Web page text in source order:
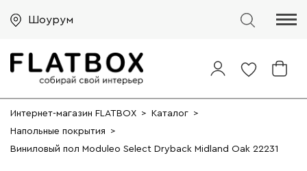
Шоурум
Интернет-магазин FLATBOX > Каталог >
Напольные покрытия
>
Виниловый пол Moduleo Select Dryback Midland Oak 22231